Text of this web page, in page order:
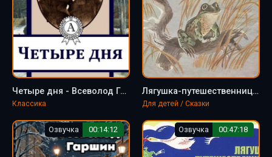
Четыре дня - Всеволод Гаршин
Классика
Лягушка-путешественница - Всеволод Гаршин
Для детей / Сказки
Озвучка 00:14:12 Озвучка 00:47:18